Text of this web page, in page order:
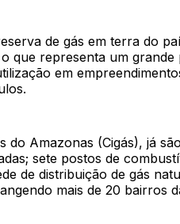
de gás em terra do
que representa um grande
em
do Amazonas (Cigás), já
sete postos de
de distribuição de gás
mais de 20 bairros